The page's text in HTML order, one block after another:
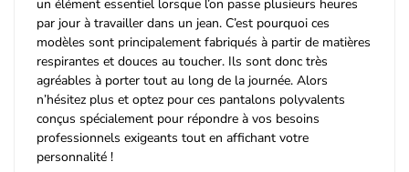
un élément essentiel lorsque l’on passe plusieurs heures
par jour à travailler dans un jean. C’est pourquoi ces
modèles sont principalement fabriqués à partir de matières
respirantes et douces au toucher. Ils sont donc très
agréables à porter tout au long de la journée. Alors
n’hésitez plus et optez pour ces pantalons polyvalents
conçus spécialement pour répondre à vos besoins
professionnels exigeants tout en affichant votre
personnalité !